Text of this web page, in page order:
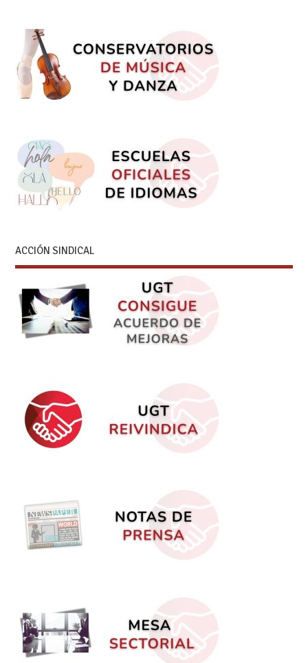
ACCIÓN SINDICAL